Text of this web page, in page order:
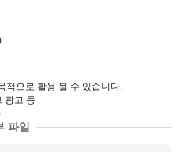
적으로 활용 될 수 있습니다.
광고 등
파일